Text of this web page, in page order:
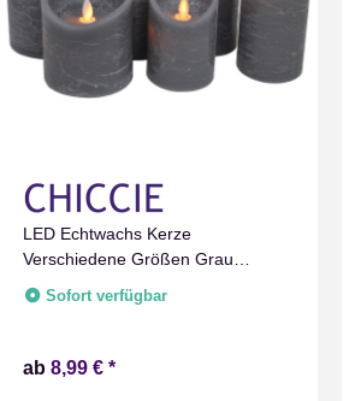
LED Echtwachs Kerze
Verschiedene Größen Grau
Marmoriert Flammenlos mit
Zeitschaltuhr Flacker Technik Timer
Sofort verfügbar
ab 8,99 € *